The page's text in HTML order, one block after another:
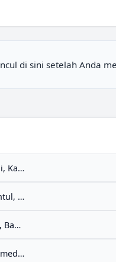
di sini setelah Anda
Taman Martani, Kalasan, Sleman, DI Yogyakarta (55571)
Trirenggo, Bantul, Bantul, DI Yogyakarta (55714)
Bantul, Bantul, Bantul, DI Yogyakarta (55711)
Darmaraja, Sumedang, Jawa Barat